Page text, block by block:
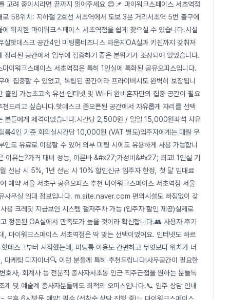
고려 중이시라면 끝까지 읽어주세요 😊📌 마이워크스페이스 서초역점
58위치: 지하철 2호선 서초역에서 도보 3분 거리서초역 5번 출구에
위치한 마이워크스페이스 서초역점을 쉽게 찾으실 수 있습니다.시설
핫데스크 공간4인 미팅룸비즈니스 라운지OA실과 키친까지 갖춰져
리된 공간에서 업무에 집중하기 좋은 분위기가 조성되어 있었습니다.
이워크스페이스 서초역점은 특히 1인실에 특화된 공유오피스입니다.
집중할 수 있었고, 독립된 공간이라 프라이버시도 완벽히 보장됩니
입 가능초고속 유선 인터넷 및 Wi-Fi 완비혼자만의 집중 공간이 필요
드리고 싶습니다.핫데스크 존오픈된 공간에서 자유롭게 자리를 선택
분들에게 제격이었습니다.시간당 2,500원 / 일일 15,000원좌석 자유
룸4인 기준 회의실시간당 10,000원 (VAT 별도)입주자에게는 매월 무
도 유료로 이용할 수 있어 외부 미팅 시에도 유용하게 사용 가능합니
이유는?가격 대비 성능, 이른바 &#x27;가성비&#x27; 최고! 1인실 기
선납 시 5%, 1년 선납 시 10% 할인신규 입주자 한정, 첫 달 임대료
약 서울 서초구 공유오피스 추천 마이워크스페이스 서초역점 서울
사무실 임대 정보입니다. m.site.naver.com 편의시설도 빠짐없이 갖
용 크레딧 지급보안 시스템 철저주차 가능 (입주자 할인 제공)실제로
정돈된 OA실에서 만족도가 높을 것이라 확신합니다.👥 사용자 후기
, 마이워크스페이스 서초역점은 딱 맞는 선택이었어요. 인터넷도 빠르
데스크부터 시작했는데, 미팅룸 이용도 간편하고 무엇보다 위치가 너
케팅 디자이너🔍 이런 분들께 특히 추천드립니다!사무공간이 필요한
호사, 회계사 등 전문직 종사자서초동 인근 직주근접을 원하는 분들특
및 예술계 종사자분들께도 최적의 오피스입니다.📞 입주 상담 안내